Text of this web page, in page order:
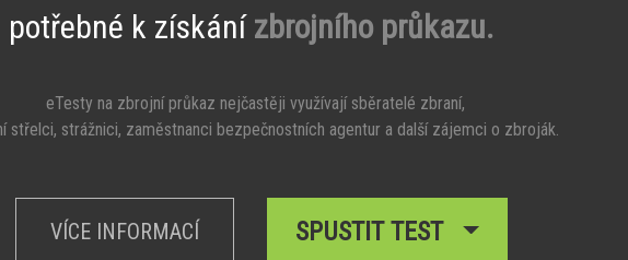
potřebné k získání zbrojního průkazu.
eTesty na zbrojní průkaz nejčastěji využívají sběratelé zbraní,
střelci, strážnici, zaměstnanci bezpečnostních agentur a další zájemci o zbroják.
VÍCE INFORMACÍ SPUSTIT TEST